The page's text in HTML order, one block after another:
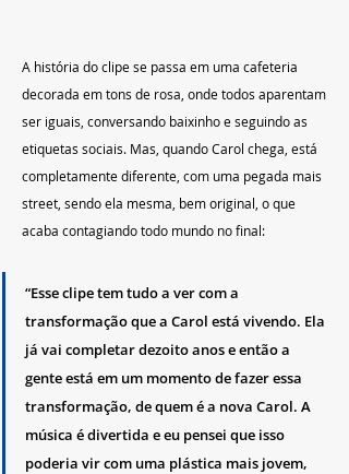
A história do clipe se passa em uma cafeteria
decorada em tons de rosa, onde todos aparentam
ser iguais, conversando baixinho e seguindo as
etiquetas sociais. Mas, quando Carol chega, está
completamente diferente, com uma pegada mais
street, sendo ela mesma, bem original, o que
acaba contagiando todo mundo no final:
“Esse clipe tem tudo a ver com a
transformação que a Carol está vivendo. Ela
já vai completar dezoito anos e então a
gente está em um momento de fazer essa
transformação, de quem é a nova Carol. A
música é divertida e eu pensei que isso
poderia vir com uma plástica mais jovem,